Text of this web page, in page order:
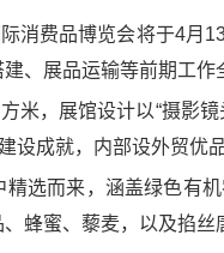
消费品博览会将于4月
、展品运输等前期工作
米，展馆设计以“摄影
设成就，内部设外贸
选而来，涵盖绿色有
蜂蜜、藜麦，以及掐